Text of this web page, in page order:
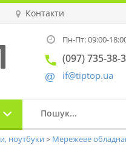
Контакти
Пн-Пт: 09:00-
(097) 735-38-
if@tiptop.ua
ноутбуки Мережеве